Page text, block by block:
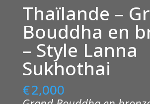
Thaïlande –
Bouddha en
– Style Lanna
Sukhothai
€2,000